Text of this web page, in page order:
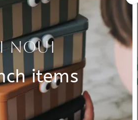
€ 16,95
dinsdag in huis